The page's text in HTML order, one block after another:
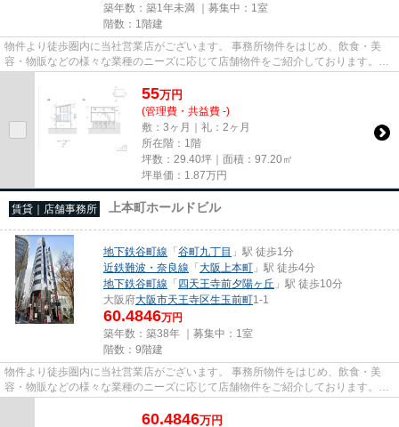
築年数：築1年未満 ｜募集中： 1室
階数：1階建
物件より徒歩圏内に当社営業店がございます。 事務所物件をはじめ、飲食・美
容・物販などの様々な業種のニーズに応じて店舗物件をご紹介しております。
尚、弊社ではおとり広告は一切...
55万円
(管理費・共益費 -)
敷：3ヶ月｜礼：2ヶ月
所在階：1階
坪数：29.40坪｜面積：97.20㎡
坪単価： 1.87万円
賃貸｜店舗事務所 上本町ホールドビル
地下鉄谷町線 「谷町九丁目 」駅 徒歩1分
近鉄難波・奈良線 「大阪上本町 」駅 徒歩4分
地下鉄谷町線 「四天王寺前夕陽ヶ丘 」駅 徒歩10分
大阪府大阪市天王寺区生玉前町1-1
60.4846万円
築年数：築38年 ｜募集中： 1室
階数：9階建
物件より徒歩圏内に当社営業店がございます。 事務所物件をはじめ、飲食・美
容・物販などの様々な業種のニーズに応じて店舗物件をご紹介しております。
尚、弊社ではおとり広告は一切...
60.4846万円